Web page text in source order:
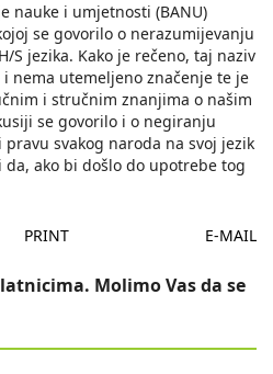
nauke i umjetnosti (BANU)
se govorilo o nerazumijevanju
S jezika. Kako je rečeno, taj naziv
nema utemeljeno značenje te je
i stručnim znanjima o našim
se govorilo i o negiranju
svakog naroda na svoj jezik
da, ako bi došlo do upotrebe tog
PRINT E-MAIL
Molimo Vas da se